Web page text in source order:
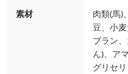
素材
肉類(馬)
豆、小
ブラン
ん)、ア
グリセ